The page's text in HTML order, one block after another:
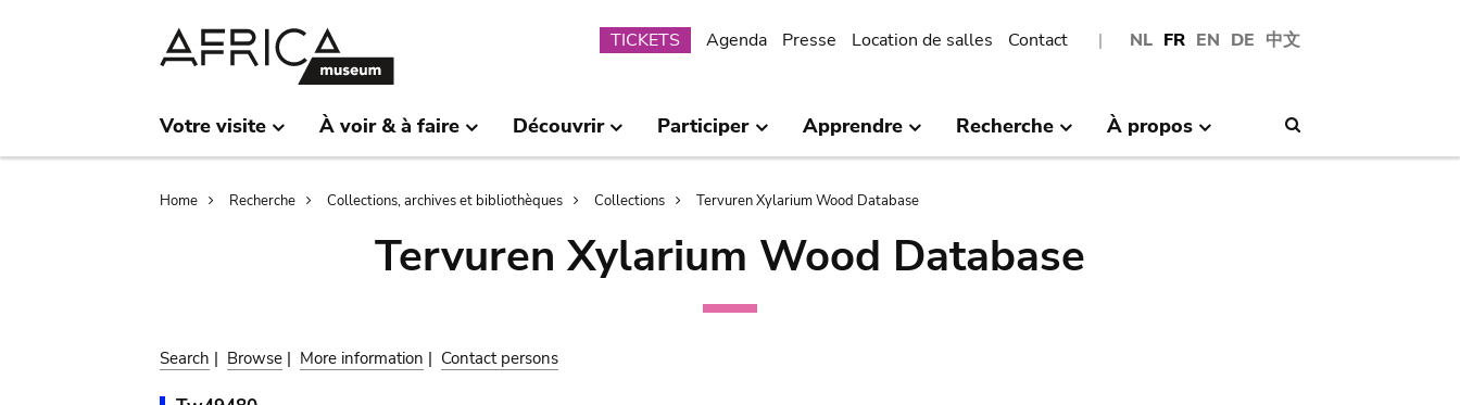
NL FR EN DE 中文
Submenu
TICKETS Agenda Presse Location de salles Contact
Votre visite À voir & à faire Découvrir Participer Apprendre Recherche À propos
Breadcrumb
Home Recherche Collections, archives et bibliothèques Collections Tervuren Xylarium Wood Database
Tervuren Xylarium Wood Database
Search | Browse | More information | Contact persons